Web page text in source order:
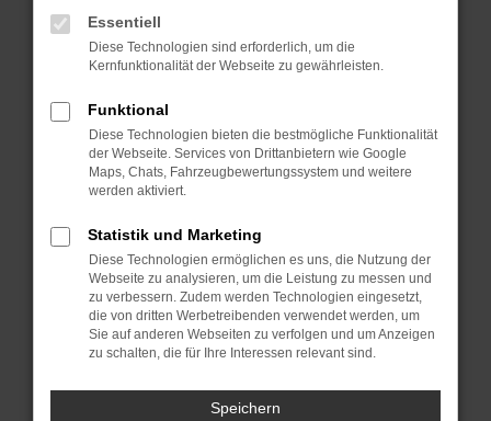
Überprüfe deine Firewall und deine
Internetverbindung.
Laden andere Webseiten, zum Beispiel
Prüfe deine Browsererweiterungen.
Manche Erweiterungen, wie Werbeblocker,
können das Laden bestimmter Seiten
anderen Browser oder in einem privaten
Fenster?
Starte dein Gerät neu.
Das kann manchmal helfen,
vorübergehende Probleme zu beheben.
Betriebssystem auf dem neuesten Stand
Essentiell
Diese Technologien sind erforderlich, um die
Kernfunktionalität der Webseite zu gewährleisten.
Funktional
Diese Technologien bieten die bestmögliche Funktionalität
der Webseite. Services von Drittanbietern wie Google
Maps, Chats, Fahrzeugbewertungssystem und weitere
werden aktiviert.
Statistik und Marketing
Diese Technologien ermöglichen es uns, die Nutzung der
Webseite zu analysieren, um die Leistung zu messen und
zu verbessern. Zudem werden Technologien eingesetzt,
die von dritten Werbetreibenden verwendet werden, um
Sie auf anderen Webseiten zu verfolgen und um Anzeigen
zu schalten, die für Ihre Interessen relevant sind.
Speichern